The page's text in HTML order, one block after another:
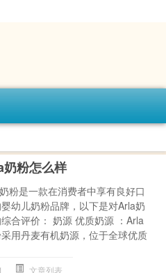
粉怎么样
粉是一款在消费者中享有良好口
幼儿奶粉品牌，以下是对Arla奶
合评价： 奶源 优质奶源 ：Arla
用丹麦有机奶源，位于全球优质
文章列表